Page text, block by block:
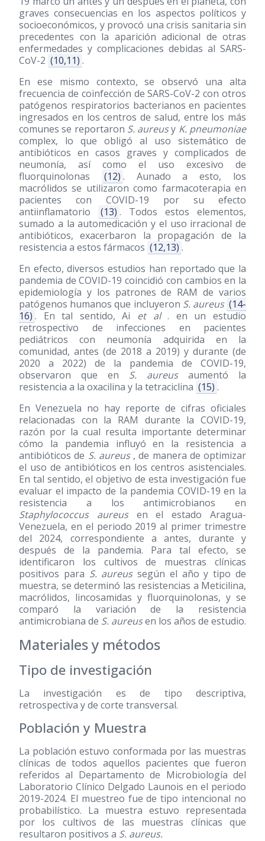
graves consecuencias en los aspectos políticos y
socioeconómicos, y provocó una crisis sanitaria sin
precedentes con la aparición adicional de otras
enfermedades y complicaciones debidas al SARS-
CoV-2 (10,11) .
En ese mismo contexto, se observó una alta
frecuencia de coinfección de SARS-CoV-2 con otros
patógenos respiratorios bacterianos en pacientes
ingresados en los centros de salud, entre los más
comunes se reportaron S. aureusy K. pneumoniae
complex, lo que obligó al uso sistemático de
antibióticos en casos graves y complicados de
neumonía, así como el uso excesivo de
fluorquinolonas
(12) . Aunado a esto, los
macrólidos se utilizaron como farmacoterapia en
pacientes con COVID-19 por su efecto
antiinflamatorio
(13) . Todos estos elementos,
sumado a la automedicación y el uso irracional de
antibióticos, exacerbaron la propagación de la
resistencia a estos fármacos (12,13) .
En efecto, diversos estudios han reportado que la
pandemia de COVID-19 coincidió con cambios en la
epidemiología y los patrones de RAM de varios
patógenos humanos que incluyeron S. aureus (14-
16) . En tal sentido, Ai et al. en un estudio
retrospectivo de infecciones en pacientes
pediátricos con neumonía adquirida en la
comunidad, antes (de 2018 a 2019) y durante (de
2020 a 2022) de la pandemia de COVID-19,
observaron que en S. aureusaumentó la
resistencia a la oxacilina y la tetraciclina (15) .
En Venezuela no hay reporte de cifras oficiales
relacionadas con la RAM durante la COVID-19,
razón por la cual resulta importante determinar
cómo la pandemia influyó en la resistencia a
antibióticos de S. aureus, de manera de optimizar
el uso de antibióticos en los centros asistenciales.
En tal sentido, el objetivo de esta investigación fue
evaluar el impacto de la pandemia COVID-19 en la
resistencia a los antimicrobianos en
Staphylococcus aureusen el estado Aragua-
Venezuela, en el periodo 2019 al primer trimestre
del 2024, correspondiente a antes, durante y
después de la pandemia. Para tal efecto, se
identificaron los cultivos de muestras clínicas
positivos para S. aureussegún el año y tipo de
muestra, se determinó las resistencias a Meticilina,
macrólidos, lincosamidas y fluorquinolonas, y se
comparó la variación de la resistencia
antimicrobiana de S. aureusen los años de estudio.
Materiales y métodos
Tipo de investigación
La investigación es de tipo descriptiva,
retrospectiva y de corte transversal.
Población y Muestra
La población estuvo conformada por las muestras
clínicas de todos aquellos pacientes que fueron
referidos al Departamento de Microbiología del
Laboratorio Clínico Delgado Launois en el periodo
2019-2024. El muestreo fue de tipo intencional no
probabilístico. La muestra estuvo representada
por los cultivos de las muestras clínicas que
resultaron positivos a S. aureus.